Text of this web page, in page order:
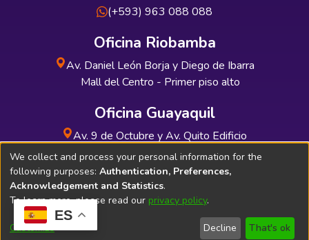
ES
(+593) 963 088 088
Oficina Riobamba
Av. Daniel León Borja y Diego de Ibarra
Mall del Centro - Primer piso alto
Oficina Guayaquil
Av. 9 de Octubre y Av. Quito Edificio
INDUAUTO - Planta baja
Soporte Técnico Bibliolatino.com
We collect and process your personal information for the
following purposes: Authentication, Preferences,
Acknowledgement and Statistics.
To learn more, please read our privacy policy.
Customize Decline That's ok